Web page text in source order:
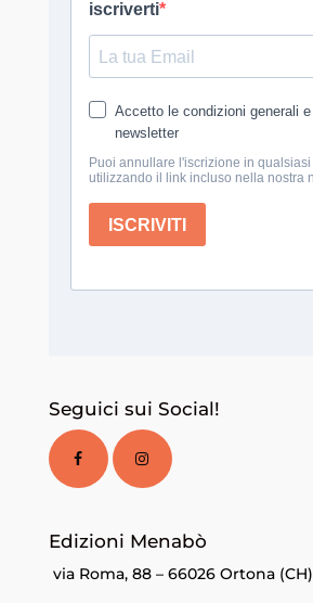
Seguici sui Social!
Edizioni Menabò
via Roma, 88 – 66026 Ortona (CH)